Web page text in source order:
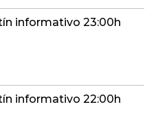
informativo 23:00h
informativo 22:00h